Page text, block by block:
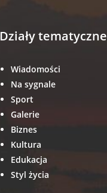
Działy tematyczne
Wiadomości
Na sygnale
Sport
Galerie
Biznes
Kultura
Edukacja
Styl życia